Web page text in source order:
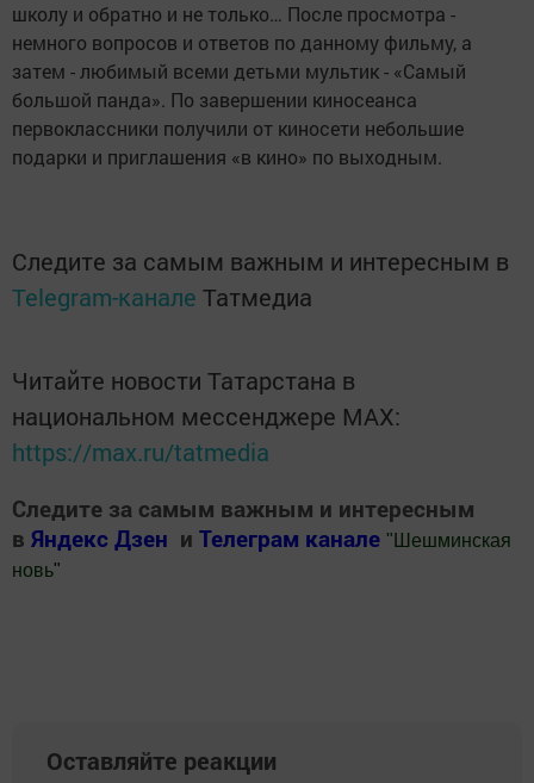
школу и обратно и не только… После просмотра -
немного вопросов и ответов по данному фильму, а
затем - любимый всеми детьми мультик - «Самый
большой панда». По завершении киносеанса
первоклассники получили от киносети небольшие
подарки и приглашения «в кино» по выходным.
Следите за самым важным и интересным в
Telegram-канале Татмедиа
Читайте новости Татарстана в
национальном мессенджере MАХ:
https://max.ru/tatmedia
Следите за самым важным и интересным
в Яндекс Дзен и Телеграм канале " Шешминская
новь"
Оставляйте реакции